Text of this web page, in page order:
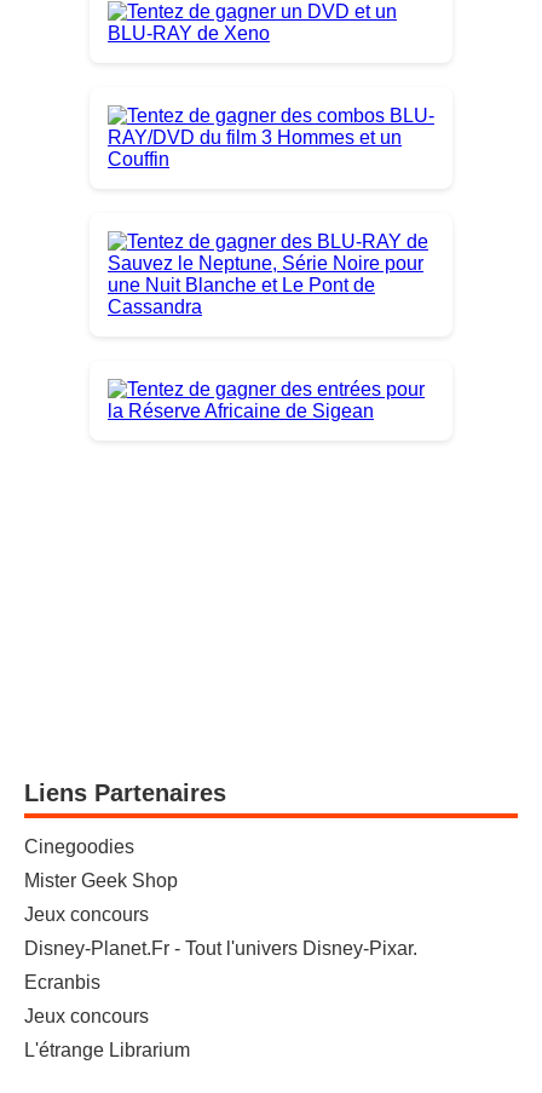
Liens Partenaires
Cinegoodies
Mister Geek Shop
Jeux concours
Disney-Planet.Fr - Tout l'univers Disney-Pixar.
Ecranbis
Jeux concours
L'étrange Librarium